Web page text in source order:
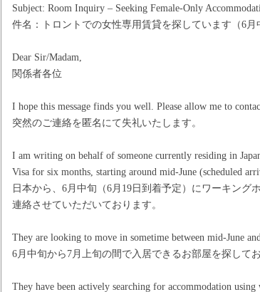
Subject: Room Inquiry – Seeking Female-Only
件名：トロントでの女性専用賃貸を探しています（6月
Dear Sir/Madam,
関係者各位
I hope this message finds you well. Please allow me to
突然のご連絡を匿名にて失礼いたします。
I am writing on behalf of someone currently residing in
Visa for six months, starting around mid-June (scheduled
日本から、6月中旬（6月19日到着予定）にワーキン
連絡させていただいております。
They are looking to move in sometime between mid-June
6月中旬から7月上旬の間で入居できるお部屋を探してお
They have been actively searching for accommodation using